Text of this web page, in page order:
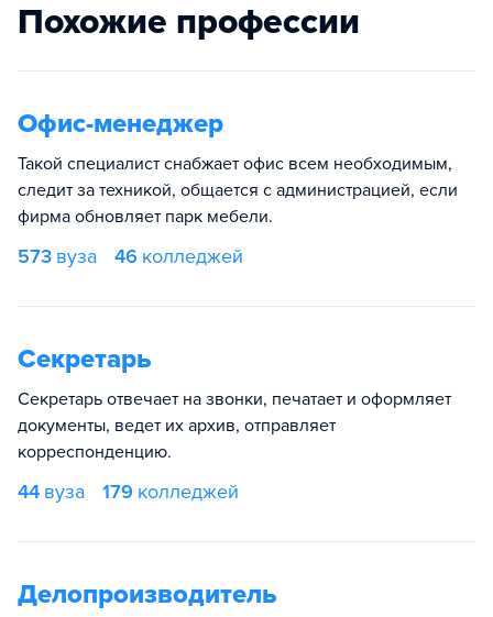
Похожие профессии
Офис-менеджер
Такой специалист снабжает офис всем необходимым,
следит за техникой, общается с администрацией, если
фирма обновляет парк мебели.
573 вуза 46 колледжей
Секретарь
Секретарь отвечает на звонки, печатает и оформляет
документы, ведет их архив, отправляет
корреспонденцию.
44 вуза 179 колледжей
Делопроизводитель